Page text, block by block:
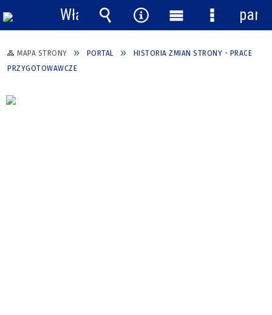
MAPA STRONY PORTAL
HISTORIA ZMIAN STRONY - PRACE
PRZYGOTOWAWCZE
Włącz
powiadomienia
Wyszukiwarka
Narzędzia
Menu
główne
Menu
panel